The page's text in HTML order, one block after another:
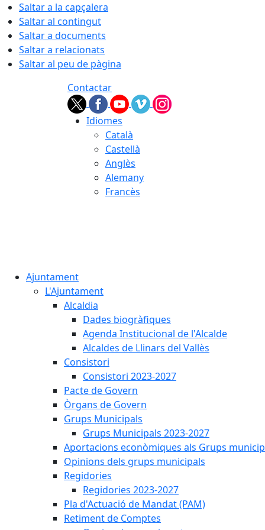
Saltar a la capçalera
Saltar al contingut
Saltar a documents
Saltar a relacionats
Saltar al peu de pàgina
Contactar
Idiomes
Català
Castellà
Anglès
Alemany
Francès
Ajuntament
L'Ajuntament
Alcaldia
Dades biogràfiques
Agenda Institucional de l'Alcalde
Alcaldes de Llinars del Vallès
Consistori
Consistori 2023-2027
Pacte de Govern
Òrgans de Govern
Grups Municipals
Grups Municipals 2023-2027
Aportacions econòmiques als Grups
Opinions dels grups municipals
Regidories
Regidories 2023-2027
Pla d'Actuació de Mandat (PAM)
Retiment de Comptes